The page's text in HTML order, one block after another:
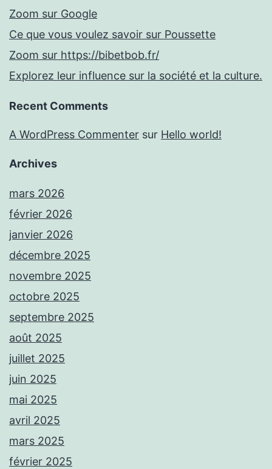
Zoom sur Google
Ce que vous voulez savoir sur Poussette
Zoom sur https://bibetbob.fr/
Explorez leur influence sur la société et la culture.
Recent Comments
A WordPress Commenter sur Hello world!
Archives
mars 2026
février 2026
janvier 2026
décembre 2025
novembre 2025
octobre 2025
septembre 2025
août 2025
juillet 2025
juin 2025
mai 2025
avril 2025
mars 2025
février 2025